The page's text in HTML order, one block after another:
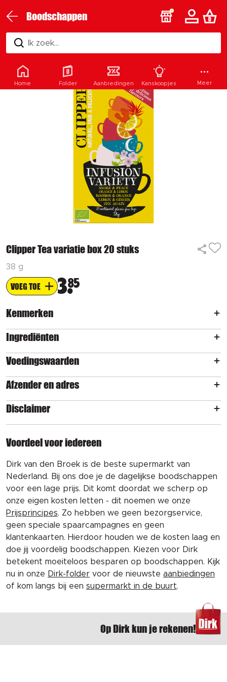
Boodschappen
Ik zoek...
Clipper Tea variatie box 20 stuks
38 g
VOEG TOE 385
Kenmerken
Ingrediënten
Voedingswaarden
Afzender en adres
Disclaimer
Voordeel voor iedereen
Dirk van den Broek is de beste supermarkt van
Nederland. Bij ons doe je de dagelijkse boodschappen
voor een lage prijs. Dit komt doordat we scherp op
onze eigen kosten letten - dit noemen we onze
Prijsprincipes. Zo hebben we geen bezorgservice,
geen speciale spaarcampagnes en geen
klantenkaarten. Hierdoor houden we de kosten laag en
doe jij voordelig boodschappen. Kiezen voor Dirk
betekent moeiteloos besparen op boodschappen. Kijk
nu in onze Dirk-folder voor de nieuwste aanbiedingen
of kom langs bij een supermarkt in de buurt.
Op Dirk kun je rekenen!
Home Folder Aanbiedingen Kanskoopjes Meer